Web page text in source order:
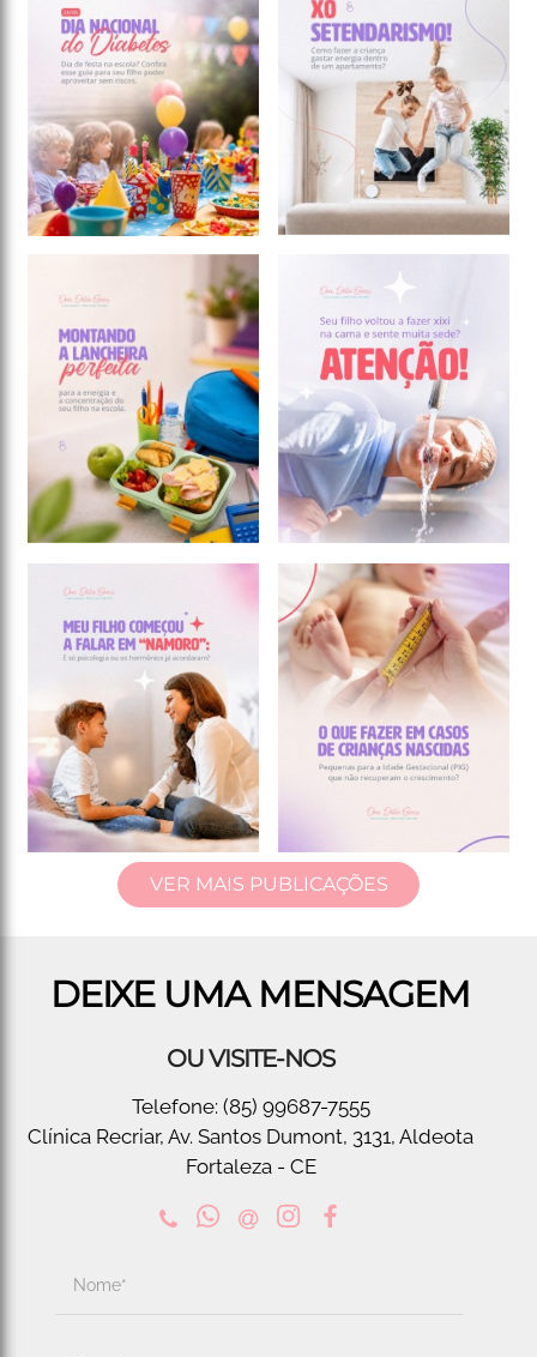
VER MAIS PUBLICAÇÕES
DEIXE UMA MENSAGEM
OU VISITE-NOS
Telefone: (85) 99687-7555
Clínica Recriar, Av. Santos Dumont, 3131, Aldeota
Fortaleza - CE